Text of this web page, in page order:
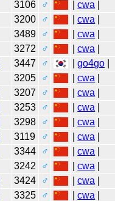
3106 ♂ |cwa
3200 ♂ |cwa
3489 ♂ |cwa
3272 ♂ |cwa
3447 ♂ |go4go
3205 ♂ |cwa
3207 ♂ |cwa
3253 ♂ |cwa
3298 ♂ |cwa
3119 ♂ |cwa
3344 ♂ |cwa
3242 ♂ |cwa
3424 ♂ |cwa
3325 ♂ |cwa